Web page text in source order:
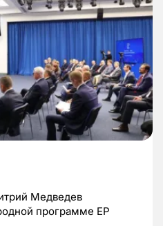
Медведев
программе ЕР